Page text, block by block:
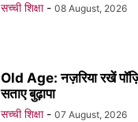
सच्ची शिक्षा - 08 August, 2026
Old Age: नज़रिया रखें
सताए बुढ़ापा
सच्ची शिक्षा - 07 August, 2026